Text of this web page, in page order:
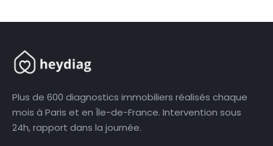
Plus de 600 diagnostics immobiliers réalisés chaque
mois à Paris et en Île-de-France. Intervention sous
24h, rapport dans la journée.